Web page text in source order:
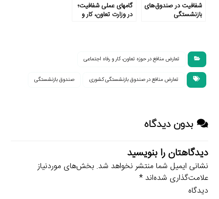
شفافیت در صندوق‌های
بازنشستگی
گامهای عملی شفافیت؛
در وزارت تعاون، کار و
تعارض منافع در حوزه تعاون، کار و رفاه اجتماعی
تعارض منافع در صندوق بازنشستگی کشوری صندوق بازنشستگی
بدون دیدگاه
دیدگاهتان را بنویسید
نشانی ایمیل شما منتشر نخواهد شد. بخش‌های موردنیاز
علامت‌گذاری شده‌اند*
دیدگاه